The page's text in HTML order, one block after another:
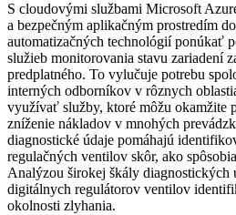
S cloudovými službami Microsoft
a bezpečným aplikačným prostredím
automatizačných technológií ponúkať
služieb monitorovania stavu zariadení
predplatného. To vylučuje potrebu
interných odborníkov v rôznych
využívať služby, ktoré môžu okamžite
zníženie nákladov v mnohých
diagnostické údaje pomáhajú
regulačných ventilov skôr, ako
Analýzou širokej škály diagnostických
digitálnych regulátorov ventilov
okolnosti zlyhania.